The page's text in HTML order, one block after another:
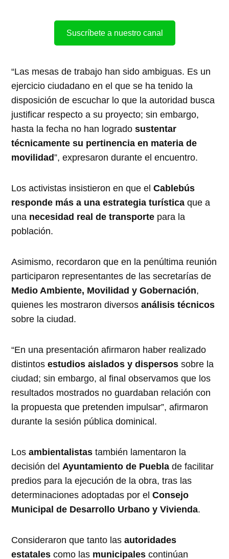
Suscríbete a nuestro canal
“Las mesas de trabajo han sido ambiguas. Es un
ejercicio ciudadano en el que se ha tenido la
disposición de escuchar lo que la autoridad busca
justificar respecto a su proyecto; sin embargo,
hasta la fecha no han logradosustentar
técnicamente su pertinencia en materia de
movilidad”, expresaron durante el encuentro.
Los activistas insistieron en que elCablebús
responde más a una estrategia turística que a
una necesidad real de transporte para la
población.
Asimismo, recordaron que en la penúltima reunión
participaron representantes de las secretarías de
Medio Ambiente, Movilidad y Gobernación,
quienes les mostraron diversosanálisis técnicos
sobre la ciudad.
“En una presentación afirmaron haber realizado
distintosestudios aislados y dispersos sobre la
ciudad; sin embargo, al final observamos que los
resultados mostrados no guardaban relación con
la propuesta que pretenden impulsar”, afirmaron
durante la sesión pública dominical.
Losambientalistas también lamentaron la
decisión del Ayuntamiento de Puebla de facilitar
predios para la ejecución de la obra, tras las
determinaciones adoptadas por elConsejo
Municipal de Desarrollo Urbano y Vivienda.
Consideraron que tanto lasautoridades
estatales como las municipales continúan